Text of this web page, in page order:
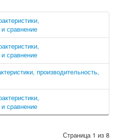
сравнение
сравнение
производительность,
сравнение
Страница 1 из 8